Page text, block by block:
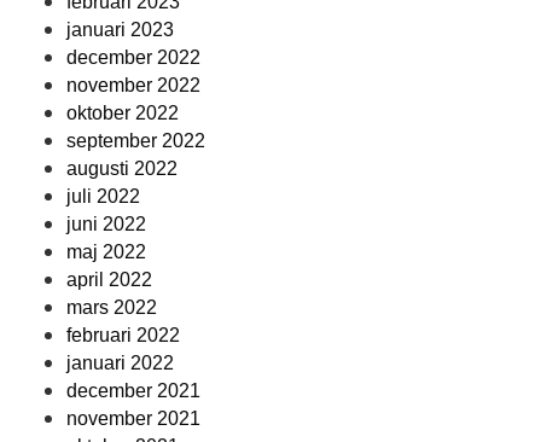
januari 2023
december 2022
november 2022
oktober 2022
september 2022
augusti 2022
juli 2022
juni 2022
maj 2022
april 2022
mars 2022
februari 2022
januari 2022
december 2021
november 2021